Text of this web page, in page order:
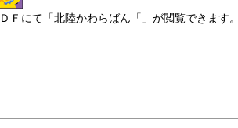
Ｆにて「北陸かわらばん「」が閲覧できます。